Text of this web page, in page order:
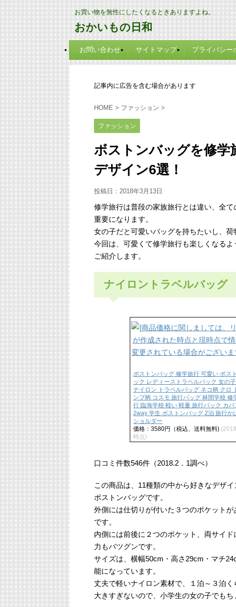
お買い物を無性にしたくなるときありますよね。
おかいもの日和
お問い合わせ サイトマップ プライバシー
記事内に広告を含む場合があります
HOME > ファッション >
ファッション
ボストンバッグを修学
デザイン6選！
投稿日： 2018年3月13日
修学旅行は普段の家族旅行とは違い、全
重要になります。
女の子だと可愛いバッグを持ちたいし、荷
今回は、可愛くて修学旅行も楽しくなる
ご紹介します。
ナイロントラベルバッグ
ボストンバッグ 修学旅行 可愛い ボス
ック レディーストラベルバック 女の
ナイロン トラベルバッグ ネコ柄 クロ
ンプ柄 コスモ 旅行バッグ 林間学校 修
行 臨海学校 軽い 軽量 旅行バック カバ
2way 学生 ボストンバッグ 2泊 旅行か
ショルダー
価格：3580円（税込、送料無料)
時点)
口コミ件数546件（2018.2．1調べ）
この商品は、11種類の中から好きなデザ
ボストンバッグです。
外側には仕切りが付いた３つのポケット
です。
内側には前後に２つのポケット、両サイ
力もバツグンです。
サイズは、横幅50cm・高さ29cm・マチ
能になっています。
丈夫で軽いナイロン素材で、１泊～３泊
大きすぎないので、小学生の女の子でもち